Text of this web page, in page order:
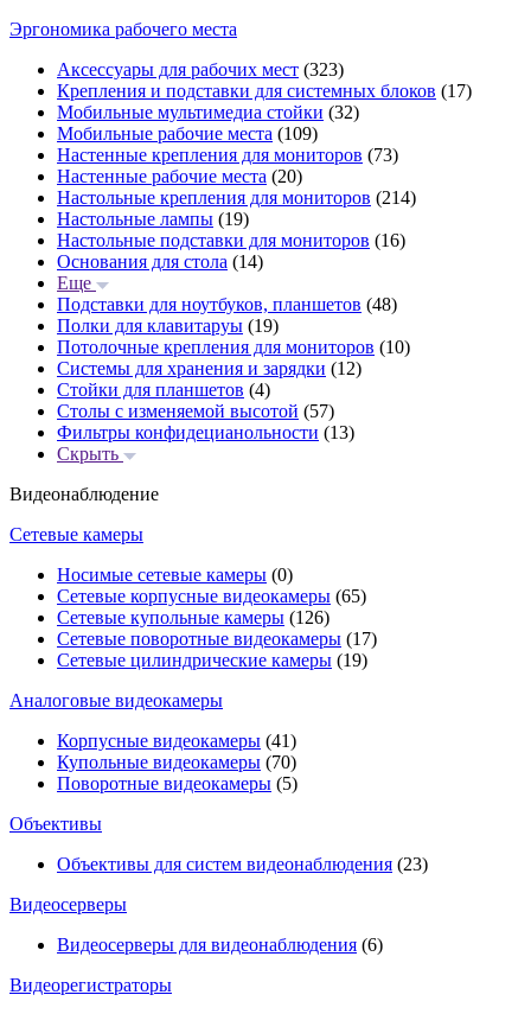
Эргономика рабочего места
Аксессуары для рабочих мест (323)
Крепления и подставки для системных блоков (17)
Мобильные мультимедиа стойки (32)
Мобильные рабочие места (109)
Настенные крепления для мониторов (73)
Настенные рабочие места (20)
Настольные крепления для мониторов (214)
Настольные лампы (19)
Настольные подставки для мониторов (16)
Основания для стола (14)
Еще
Подставки для ноутбуков, планшетов (48)
Полки для клавитаруы (19)
Потолочные крепления для мониторов (10)
Системы для хранения и зарядки (12)
Стойки для планшетов (4)
Столы с изменяемой высотой (57)
Фильтры конфидецианольности (13)
Скрыть
Видеонаблюдение
Сетевые камеры
Носимые сетевые камеры (0)
Сетевые корпусные видеокамеры (65)
Сетевые купольные камеры (126)
Сетевые поворотные видеокамеры (17)
Сетевые цилиндрические камеры (19)
Аналоговые видеокамеры
Корпусные видеокамеры (41)
Купольные видеокамеры (70)
Поворотные видеокамеры (5)
Объективы
Объективы для систем видеонаблюдения (23)
Видеосерверы
Видеосерверы для видеонаблюдения (6)
Видеорегистраторы